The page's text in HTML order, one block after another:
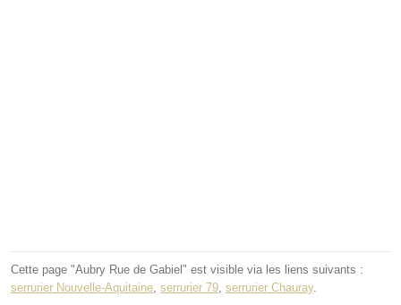
Cette page "Aubry Rue de Gabiel" est visible via les liens suivants :
serrurier Nouvelle-Aquitaine, serrurier 79, serrurier Chauray.